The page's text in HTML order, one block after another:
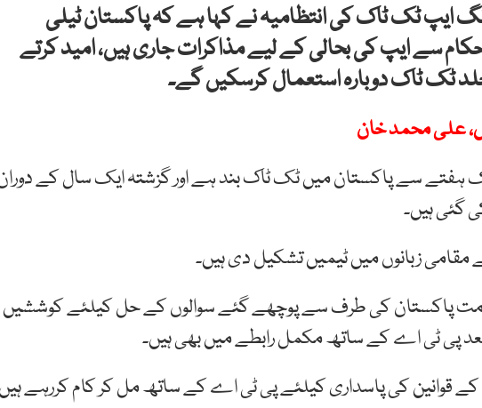
ایپ ٹک ٹاک کی انتظامیہ نے کہا ہے کہ پاکستان ٹیلی
سے ایپ کی بحالی کے لیے مذاکرات جاری ہیں، امید کرتے
ٹک ٹاک دوبارہ استعمال کرسکیں گے۔
علی محمد خان
ہفتے سے پاکستان میں ٹک ٹاک بند ہے اور گزشتہ ایک سال کے
گئی ہیں۔
مقامی زبانوں میں ٹیمیں تشکیل دی ہیں۔
پاکستان کی طرف سے پوچھے گئے سوالوں کے حل کیلئے کوششیں
ٹی اے کے ساتھ مکمل رابطے میں بھی ہیں۔
قوانین کی پاسداری کیلئے پی ٹی اے کے ساتھ مل کر کام کررہے